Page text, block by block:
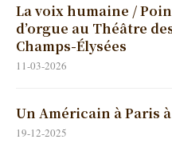
La voix humaine /
d’orgue au Théâtre
Champs-Élysées
11-03-2026
Un Américain à Paris à
19-12-2025